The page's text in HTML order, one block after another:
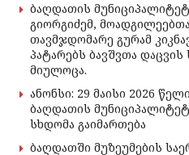
ბაღდათის
გიორგიძემ,
თავმჯდომარე გურამ
პატარებს ბავშვთა
მიულოცა.
ანონსი: 29 მაისი 2026
ბაღდათის
სხდომა გაიმართება
ბაღდათში მუზეუმების